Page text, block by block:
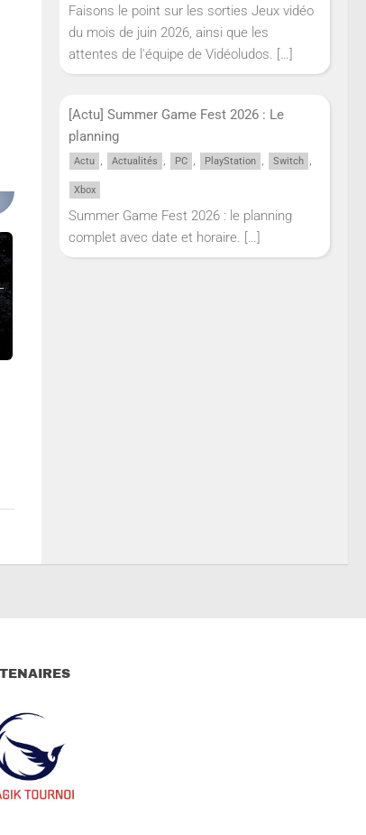
Faisons le point sur les sorties Jeux vidéo
du mois de juin 2026, ainsi que les
attentes de l'équipe de Vidéoludos. […]
[Actu] Summer Game Fest 2026 : Le
planning
Actu , Actualités , PC , PlayStation , Switch ,
Xbox
Summer Game Fest 2026 : le planning
complet avec date et horaire. […]